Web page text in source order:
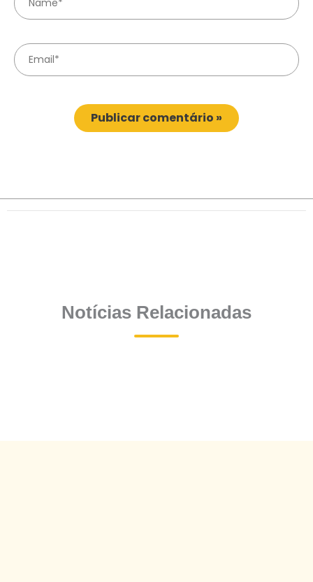
Notícias Relacionadas